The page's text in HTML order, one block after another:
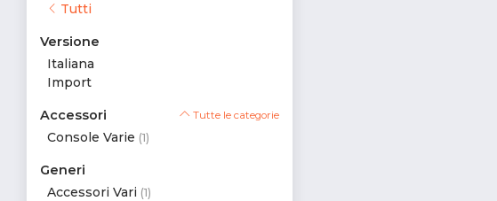
Tutti
Versione
Italiana
Import
Accessori Tutte le categorie
Console Varie (1)
Generi
Accessori Vari (1)